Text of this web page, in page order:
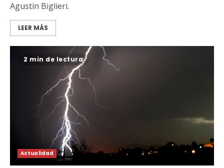
Agustín Biglieri.
LEER MÁS
2 min de lectura
Actualidad